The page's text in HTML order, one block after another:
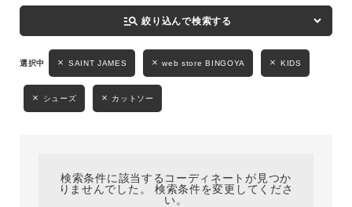
性別
MENS LADIES KIDS
manage_search 絞り込んで検索する
SAINT JAMES web store BINGOYA KIDS
シューズ カットソー
検索条件に該当するコーディネートが見つか
りませんでした。 検索条件を変更してくださ
い。